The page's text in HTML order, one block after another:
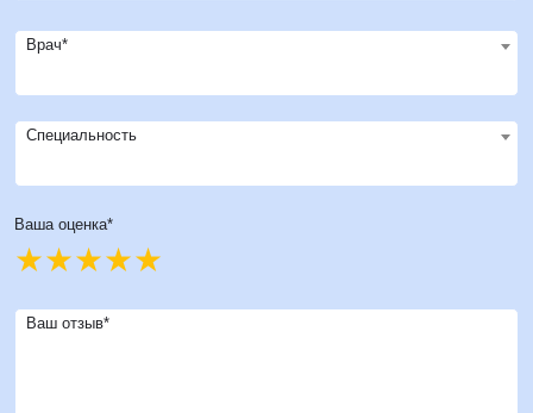
Врач*
Специальность
Ваша оценка*
Ваш отзыв*